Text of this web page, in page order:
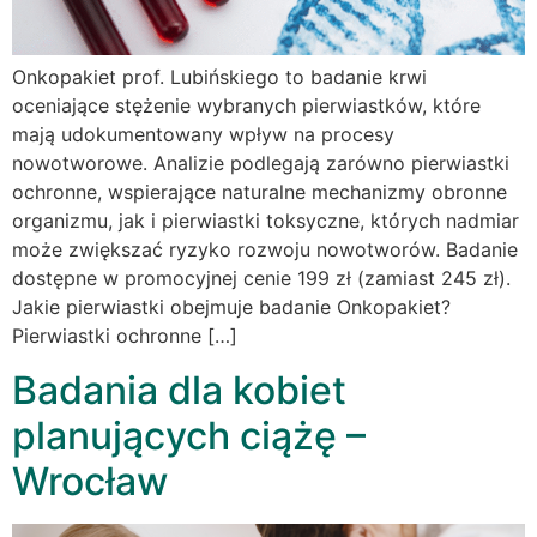
Onkopakiet prof. Lubińskiego to badanie krwi
oceniające stężenie wybranych pierwiastków, które
mają udokumentowany wpływ na procesy
nowotworowe. Analizie podlegają zarówno pierwiastki
ochronne, wspierające naturalne mechanizmy obronne
organizmu, jak i pierwiastki toksyczne, których nadmiar
może zwiększać ryzyko rozwoju nowotworów. Badanie
dostępne w promocyjnej cenie 199 zł (zamiast 245 zł).
Jakie pierwiastki obejmuje badanie Onkopakiet?
Pierwiastki ochronne […]
Badania dla kobiet
planujących ciążę –
Wrocław